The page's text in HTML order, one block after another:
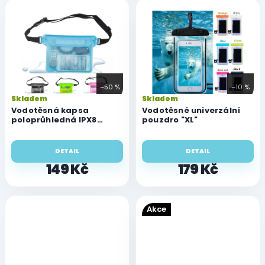
–50 %
Vodotěsná kapsa
poloprůhledná IPX8
Skladem
149 Kč
DETAIL
–10 %
Vodotěsné univerzální
pouzdro "XL"
Skladem
179 Kč
DETAIL
Akce